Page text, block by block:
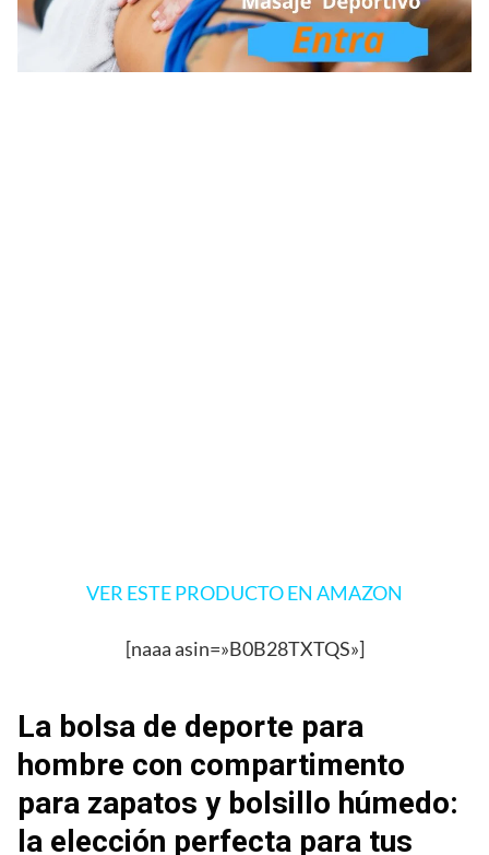
VER ESTE PRODUCTO EN AMAZON
[naaa asin=»B0B28TXTQS»]
La bolsa de deporte para
hombre con compartimento
para zapatos y bolsillo húmedo:
la elección perfecta para tus